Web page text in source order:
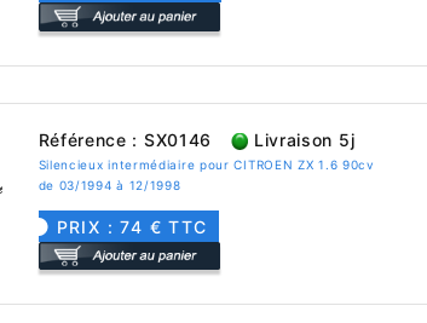
Référence : SX0146 Livraison 5j
Silencieux intermédiaire pour CITROEN ZX 1.6 90cv
de 03/1994 à 12/1998
PRIX : 74 € TTC